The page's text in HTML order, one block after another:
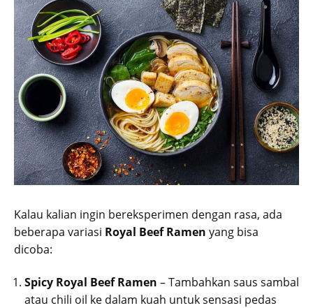
Kalau kalian ingin bereksperimen dengan rasa, ada
beberapa variasi Royal Beef Ramen yang bisa
dicoba:
Spicy Royal Beef Ramen – Tambahkan saus sambal
atau chili oil ke dalam kuah untuk sensasi pedas